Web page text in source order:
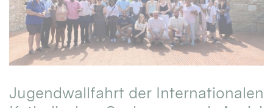
Jugendwallfahrt der Internationalen